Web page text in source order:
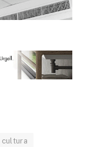
cultura